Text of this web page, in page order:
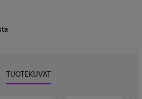
TUOTEKUVAT